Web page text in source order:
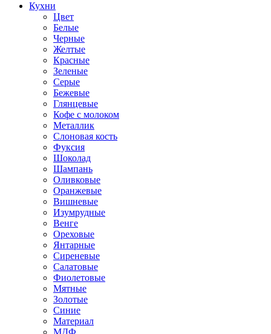
Кухни
Цвет
Белые
Черные
Желтые
Красные
Зеленые
Серые
Бежевые
Глянцевые
Кофе с молоком
Металлик
Слоновая кость
Фуксия
Шоколад
Шампань
Оливковые
Оранжевые
Вишневые
Изумрудные
Венге
Ореховые
Янтарные
Сиреневые
Салатовые
Фиолетовые
Мятные
Золотые
Синие
Материал
МДФ